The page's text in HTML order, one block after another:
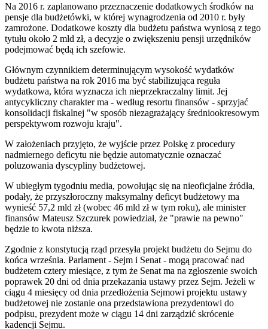
Na 2016 r. zaplanowano przeznaczenie dodatkowych środków na
pensje dla budżetówki, w której wynagrodzenia od 2010 r. były
zamrożone. Dodatkowe koszty dla budżetu państwa wyniosą z tego
tytułu około 2 mld zł, a decyzje o zwiększeniu pensji urzędników
podejmować będą ich szefowie.
Głównym czynnikiem determinującym wysokość wydatków
budżetu państwa na rok 2016 ma być stabilizująca reguła
wydatkowa, która wyznacza ich nieprzekraczalny limit. Jej
antycykliczny charakter ma - według resortu finansów - sprzyjać
konsolidacji fiskalnej "w sposób niezagrażający średniookresowym
perspektywom rozwoju kraju".
W założeniach przyjęto, że wyjście przez Polskę z procedury
nadmiernego deficytu nie będzie automatycznie oznaczać
poluzowania dyscypliny budżetowej.
W ubiegłym tygodniu media, powołując się na nieoficjalne źródła,
podały, że przyszłoroczny maksymalny deficyt budżetowy ma
wynieść 57,2 mld zł (wobec 46 mld zł w tym roku), ale minister
finansów Mateusz Szczurek powiedział, że "prawie na pewno"
będzie to kwota niższa.
Zgodnie z konstytucją rząd przesyła projekt budżetu do Sejmu do
końca września. Parlament - Sejm i Senat - mogą pracować nad
budżetem cztery miesiące, z tym że Senat ma na zgłoszenie swoich
poprawek 20 dni od dnia przekazania ustawy przez Sejm. Jeżeli w
ciągu 4 miesięcy od dnia przedłożenia Sejmowi projektu ustawy
budżetowej nie zostanie ona przedstawiona prezydentowi do
podpisu, prezydent może w ciągu 14 dni zarządzić skrócenie
kadencji Sejmu.